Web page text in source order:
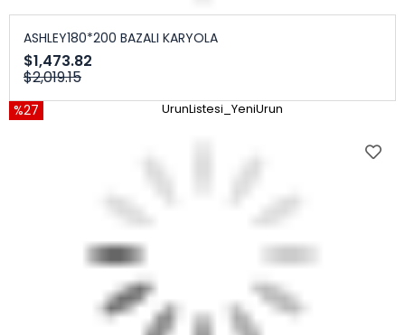
ASHLEY180*200 BAZALI KARYOLA
$1,473.82
$2,019.15
%27 UrunListesi_YeniUrun